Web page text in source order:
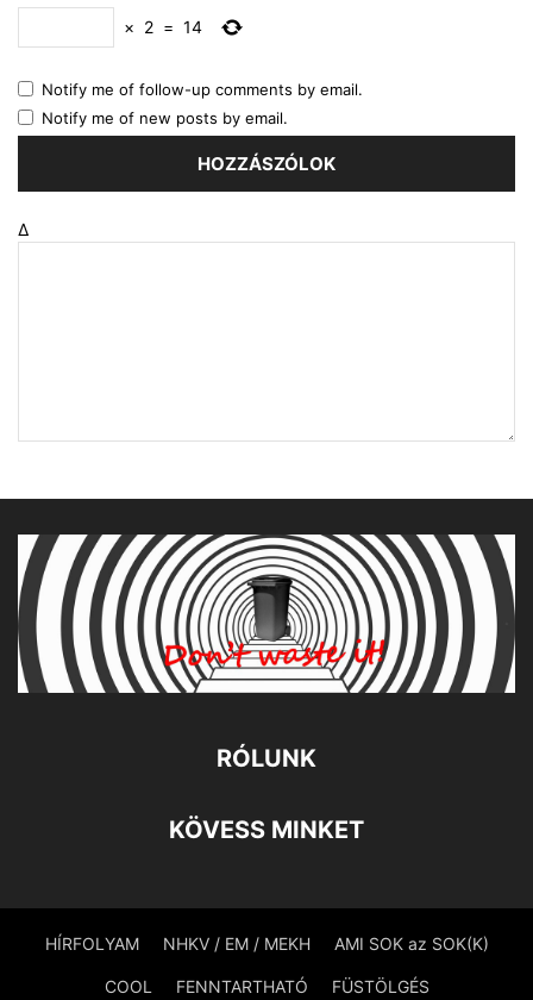
× 2 = 14
Notify me of follow-up comments by email.
Notify me of new posts by email.
Δ
RÓLUNK
KÖVESS MINKET
HÍRFOLYAM NHKV / EM / MEKH AMI SOK az SOK(K)
COOL FENNTARTHATÓ FÜSTÖLGÉS